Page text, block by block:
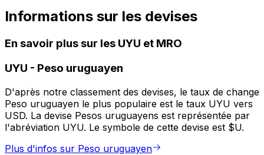
Informations sur les devises
En savoir plus sur les UYU et MRO
UYU - Peso uruguayen
D'après notre classement des devises, le taux de change
Peso uruguayen le plus populaire est le taux UYU vers
USD. La devise Pesos uruguayens est représentée par
l'abréviation UYU. Le symbole de cette devise est $U.
Plus d'infos sur Peso uruguayen